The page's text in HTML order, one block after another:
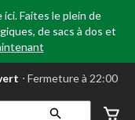
Faites le plein de
de sacs à dos et
⋅ Fermeture à 22:00